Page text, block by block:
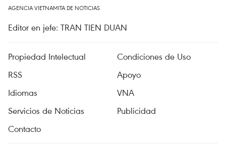
AGENCIA VIETNAMITA DE NOTICIAS
Editor en jefe: TRAN TIEN DUAN
Propiedad Intelectual
Condiciones de Uso
RSS
Apoyo
Idiomas
VNA
Servicios de Noticias
Publicidad
Contacto